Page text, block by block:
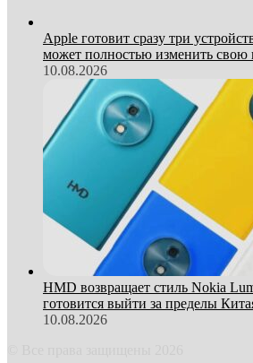
Apple готовит сразу три
может полностью изменить свою
10.08.2026
HMD возвращает стиль Nokia
готовится выйти за пределы
10.08.2026